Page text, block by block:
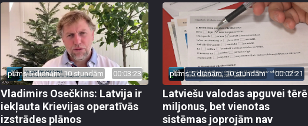
pirms 5 dienām, 10 stundām 00:03:23
Vladimirs Osečkins: Latvija ir
iekļauta Krievijas operatīvās
izstrādes plānos
pirms 5 dienām, 10 stundām 00:02:21
Latviešu valodas apguvei tērē
miljonus, bet vienotas
sistēmas joprojām nav